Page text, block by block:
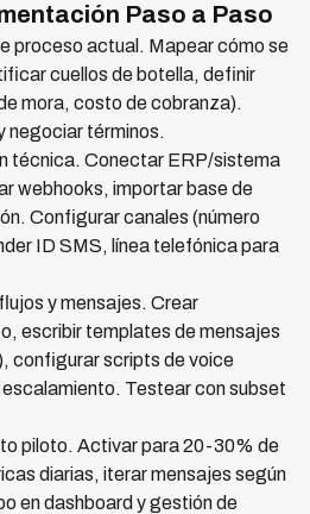
Paso a Paso
proceso actual. Mapear cómo se
cuellos de botella, definir
mora, costo de cobranza).
negociar términos.
técnica. Conectar ERP/sistema
webhooks, importar base de
Configurar canales (número
ID SMS, línea telefónica para
y mensajes. Crear
escribir templates de mensajes
configurar scripts de voice
Testear con subset
piloto. Activar para 20-30% de
diarias, iterar mensajes según
en dashboard y gestión de